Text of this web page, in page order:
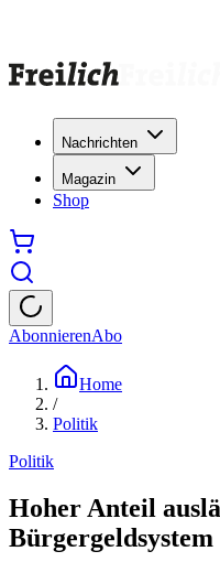
Nachrichten
Magazin
Shop
AbonnierenAbo
Home
/
Politik
Politik
Hoher Anteil
Bürgergeldsystem